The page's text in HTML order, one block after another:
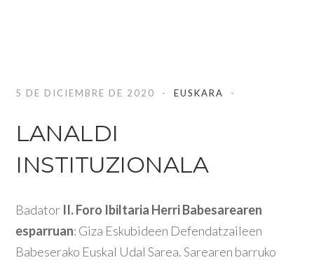
5 DE DICIEMBRE DE 2020 EUSKARA
LANALDI
INSTITUZIONALA
Badator II. Foro Ibiltaria Herri Babesarearen
esparruan: Giza Eskubideen Defendatzaileen
Babeserako Euskal Udal Sarea. Sarearen barruko